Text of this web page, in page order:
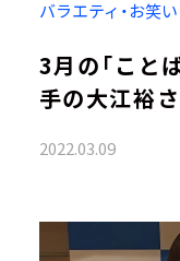
バラエティ・お笑い
3月の「こと
手の大江裕さ
2022.03.09